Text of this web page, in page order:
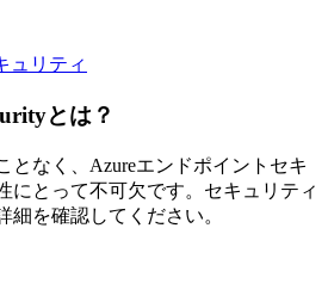
ュリティ
とは？
となく、Azureエンドポイントセキ
にとって不可欠です。セキュリティ
細を確認してください。